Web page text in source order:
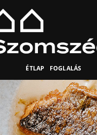
ÉTLAP FOGLALÁS